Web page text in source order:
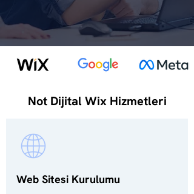
Not Dijital Wix Hizmetleri
Web Sitesi Kurulumu